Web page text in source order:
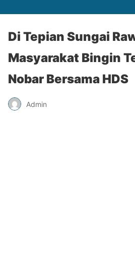
Di Tepian Sungai
Masyarakat Bingin
Nobar Bersama HDS
Admin